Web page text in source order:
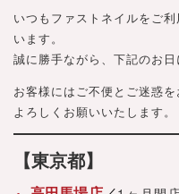
いつもファストネイルをご
います。
誠に勝手ながら、下記のお
お客様にはご不便とご迷惑
よろしくお願いいたします。
【東京都】